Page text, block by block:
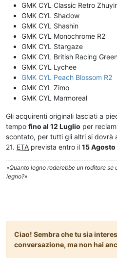
GMK CYL Classic Retro
GMK CYL Shadow
GMK CYL Shashin
GMK CYL Monochrome R2
GMK CYL Stargaze
GMK CYL British Racing
GMK CYL Lychee
GMK CYL Peach Blossom R2
GMK CYL Zimo
GMK CYL Marmoreal
Gli acquirenti originali lasciati a
tempo fino al 12 Luglio per
scontato, per tutti gli altri si dovrà
21. ETA prevista entro il 15 Agosto
«Quanto legno roderebbe un roditore se
legno?»
Ciao! Sembra che tu sia
conversazione, ma non hai